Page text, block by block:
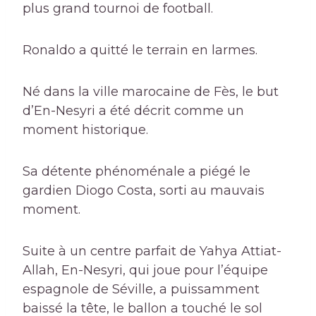
plus grand tournoi de football.
Ronaldo a quitté le terrain en larmes.
Né dans la ville marocaine de Fès, le but
d’En-Nesyri a été décrit comme un
moment historique.
Sa détente phénoménale a piégé le
gardien Diogo Costa, sorti au mauvais
moment.
Suite à un centre parfait de Yahya Attiat-
Allah, En-Nesyri, qui joue pour l’équipe
espagnole de Séville, a puissamment
baissé la tête, le ballon a touché le sol